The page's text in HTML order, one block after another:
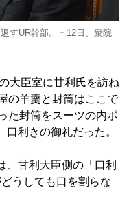
すUR幹部。＝12日、衆院
大臣室に甘利氏を訪ね
の羊羹と封筒はここで
た封筒をスーツの内ポ
利きの御礼だった。
甘利大臣側の「口利
うしても口を割らな